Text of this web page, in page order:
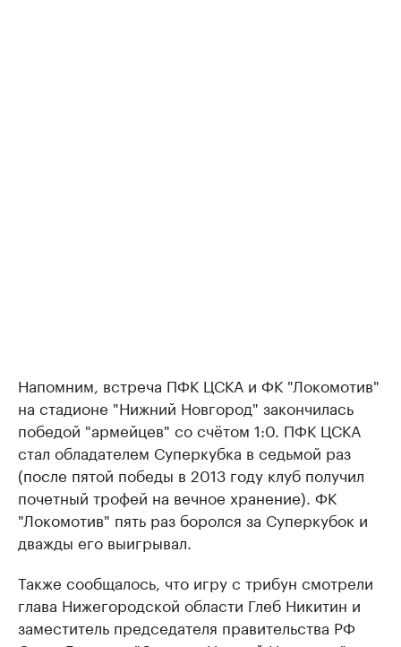
Напомним, встреча ПФК ЦСКА и ФК "Локомотив"
на стадионе "Нижний Новгород" закончилась
победой "армейцев" со счётом 1:0. ПФК ЦСКА
стал обладателем Суперкубка в седьмой раз
(после пятой победы в 2013 году клуб получил
почетный трофей на вечное хранение). ФК
"Локомотив" пять раз боролся за Суперкубок и
дважды его выигрывал.
Также сообщалось, что игру с трибун смотрели
глава Нижегородской области Глеб Никитин и
заместитель председателя правительства РФ